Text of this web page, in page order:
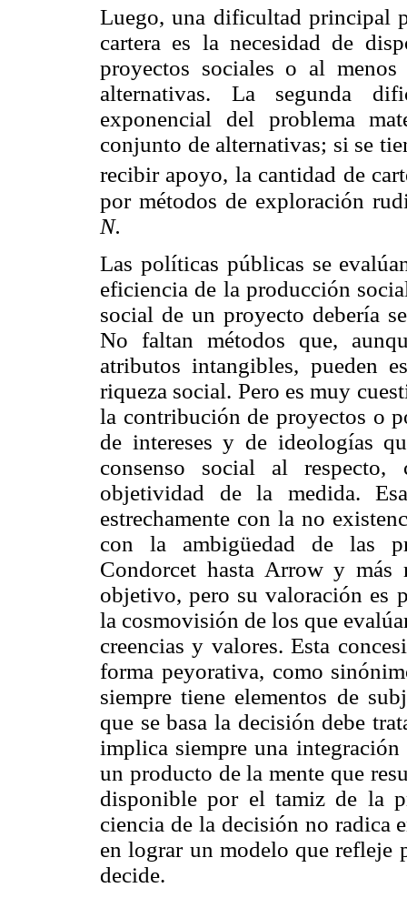
Luego, una dificultad principal
cartera es la necesidad de
proyectos sociales o al
alternativas. La segunda
exponencial del problema
conjunto de alternativas; si se
recibir apoyo, la cantidad de
por métodos de exploración
N.
Las políticas públicas se
eficiencia de la producción
social de un proyecto debería
No faltan métodos que,
atributos intangibles, pueden
riqueza social. Pero es muy
la contribución de proyectos o
de intereses y de ideologías
consenso social al respecto,
objetividad de la medida.
estrechamente con la no
con la ambigüedad de las
Condorcet hasta Arrow y más
objetivo, pero su valoración es
la cosmovisión de los que
creencias y valores. Esta
forma peyorativa, como
siempre tiene elementos de
que se basa la decisión debe
implica siempre una
un producto de la mente que
disponible por el tamiz de la
ciencia de la decisión no radica
en lograr un modelo que refleje
decide.